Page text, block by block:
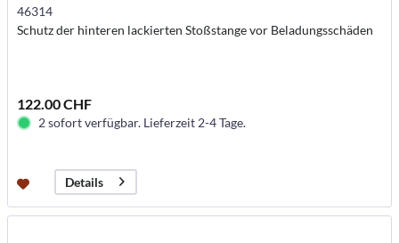
46314
Schutz der hinteren lackierten Stoßstange vor Beladungsschäden
122.00 CHF
2 sofort verfügbar. Lieferzeit 2-4 Tage.
Details